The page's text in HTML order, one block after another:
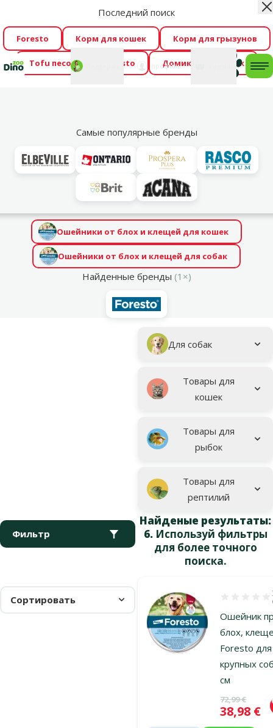
Весь месяц Dino Zoo предлагает отличные цены на
ТОП-овые корма! 🍖→Ознакомиться!
Фотоконкурс “GADA ŪSAIŅI”! Возможно Твой питомец
станет звездой 2027→Участвовать
Мой
профиль
Последний поиск
Foresto Корм для кошек Корм для грызунов
Tofu песок Foresto Домики для кошек
Самые популярные бренды
Результаты поиска по запросу "Foresto"
Товары(6×) Статьи и советы Магазины(0×)
Ошейники от блох и клещей для кошек
Ошейники от блох и клещей для собак
Найденные бренды (1×)
Подкатегория
Для собак
Товары для
кошек
Товары для
рыбок
Товары для
рептилий
Фильтр
Найденые результаты:
6.Используй фильтры
для более точного
поиска.
Сортировать
Ошейник
блох,
Foresto для
крупных
см
Оценка
Исходная
72,99 €
Цена
38,98 €